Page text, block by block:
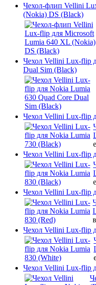
Чехол-флип Vellini
(Nokia) DS (Black)
Чехол Vellini Lux-flip
Dual Sim (Black)
Чехол Vellini Lux-flip
Чехол Vellini Lux-flip
Чехол Vellini Lux-flip
Чехол Vellini Lux-flip
Чехол Vellini Lux-flip